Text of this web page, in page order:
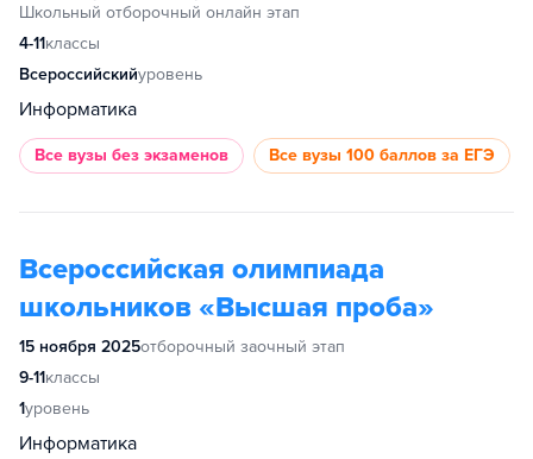
Школьный отборочный онлайн этап
4-11классы
Всероссийскийуровень
Информатика
Все вузы без экзаменов Все вузы 100 баллов за ЕГЭ
Всероссийская олимпиада
школьников «Высшая проба»
15 ноября 2025отборочный заочный этап
9-11классы
1уровень
Информатика